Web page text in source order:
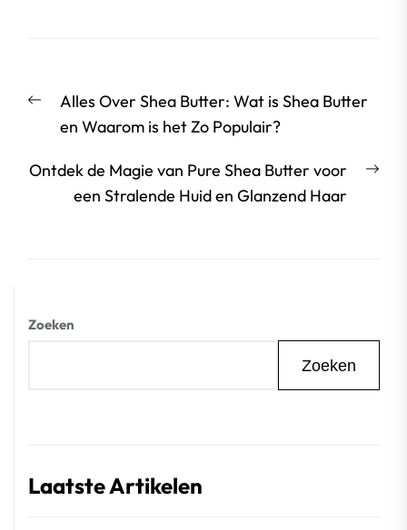
Vorige
bericht:
Alles Over Shea Butter: Wat is Shea Butter
en Waarom is het Zo Populair?
Ontdek de Magie van Pure Shea Butter voor
een Stralende Huid en Glanzend Haar
Zoeken
Zoeken
Laatste Artikelen